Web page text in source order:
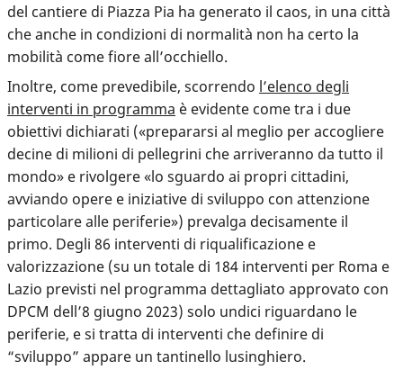
del cantiere di Piazza Pia ha generato il caos, in una città
che anche in condizioni di normalità non ha certo la
mobilità come fiore all’occhiello.
Inoltre, come prevedibile, scorrendo l’elenco degli
interventi in programma è evidente come tra i due
obiettivi dichiarati («prepararsi al meglio per accogliere
decine di milioni di pellegrini che arriveranno da tutto il
mondo» e rivolgere «lo sguardo ai propri cittadini,
avviando opere e iniziative di sviluppo con attenzione
particolare alle periferie») prevalga decisamente il
primo. Degli 86 interventi di riqualificazione e
valorizzazione (su un totale di 184 interventi per Roma e
Lazio previsti nel programma dettagliato approvato con
DPCM dell’8 giugno 2023) solo undici riguardano le
periferie, e si tratta di interventi che definire di
“sviluppo” appare un tantinello lusinghiero.